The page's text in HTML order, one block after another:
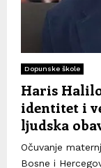
Dopunske škole
Haris
identitet i
ljudska
Očuvanje
Bosne i